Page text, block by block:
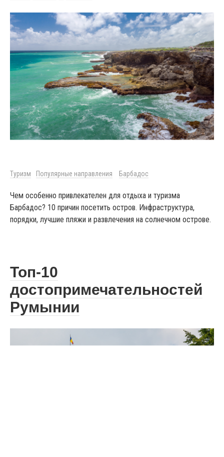
Туризм Популярные направления Барбадос
Чем особенно привлекателен для отдыха и туризма
Барбадос? 10 причин посетить остров. Инфраструктура,
порядки, лучшие пляжи и развлечения на солнечном острове.
Топ-10
достопримечательностей
Румынии